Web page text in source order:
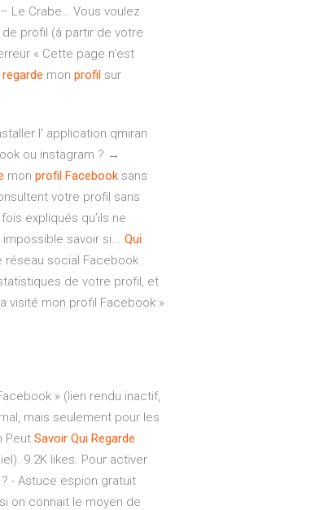
Le Crabe… Vous voulez
profil (à partir de votre
« Cette page n’est
regarde mon profil sur
l' application qmiran
ou instagram ? →
mon profil Facebook sans
votre profil sans
expliqués qu’ils ne
savoir si... Qui
réseau social Facebook :
de votre profil, et
visité mon profil Facebook »
» (lien rendu inactif,
mais seulement pour les
Peut Savoir Qui Regarde
9.2K likes. Pour activer
? - Astuce espion gratuit
on connait le moyen de